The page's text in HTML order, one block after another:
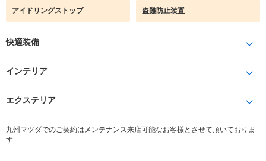
アイドリングストップ 盗難防止装置
快適装備
インテリア
エクステリア
九州マツダでのご契約はメンテナンス来店可能なお客様とさせて頂いておりま
す